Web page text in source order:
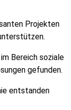
Projekten
Bereich soziale
gefunden.
entstanden